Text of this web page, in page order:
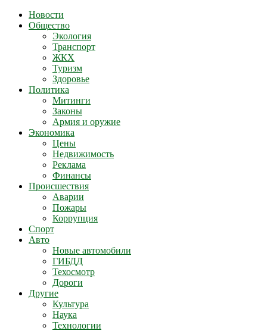
Новости
Общество
Экология
Транспорт
ЖКХ
Туризм
Здоровье
Политика
Митинги
Законы
Армия и оружие
Экономика
Цены
Недвижимость
Реклама
Финансы
Происшествия
Аварии
Пожары
Коррупция
Спорт
Авто
Новые автомобили
ГИБДД
Техосмотр
Дороги
Другие
Культура
Наука
Технологии